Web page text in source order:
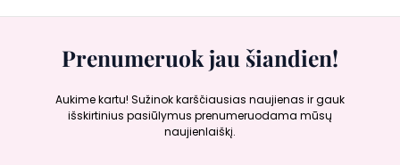
Prenumeruok jau šiandien!
Aukime kartu! Sužinok karščiausias naujienas ir gauk
išskirtinius pasiūlymus prenumeruodama mūsų
naujienlaiškį.